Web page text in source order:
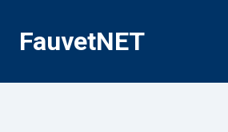
FauvetNET